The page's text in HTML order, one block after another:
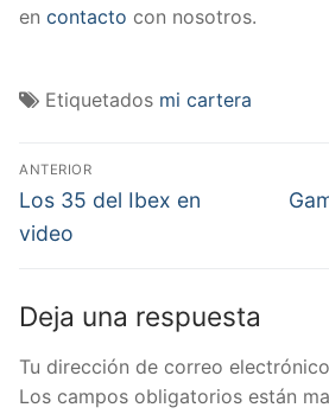
en contacto con nosotros.
Etiquetados mi cartera
Navegación
de
entradas
ANTERIOR
Entrada
anterior:
Los 35 del Ibex en
video
Deja una respuesta
Tu dirección de correo
Los campos obligatorios están